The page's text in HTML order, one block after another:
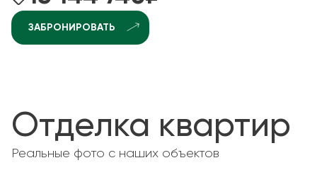
ЗАБРОНИРОВАТЬ
Отделка квартир
Реальные фото с наших объектов